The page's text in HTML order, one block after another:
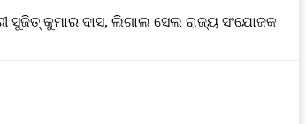
ସୁଜିତ୍ କୁମାର ଦାସ, ଲିଗାଲ ସେଲ ରାଜ୍ୟ ସଂଯୋଜକ